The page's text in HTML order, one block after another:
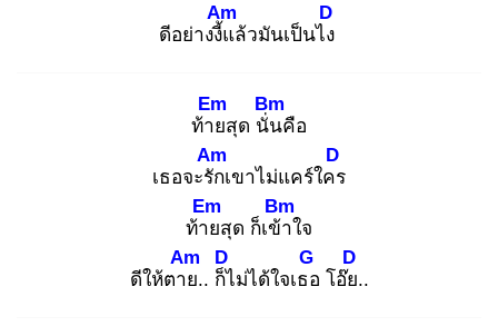
ดีอย่างงี้แ
Am
ล้วมันเป็นไง
D
ท้าย
Em
สุด นั่น
Bm
คือ
เธอจะรัก
Am
เขาไม่แคร์ใคร
D
ท้าย
Em
สุด ก็เข้า
Bm
ใจ
ดีให้ตาย
Am
.. ก็ไ
D
ม่ได้ใจเธอ
G
โอ๊ย.
D
.